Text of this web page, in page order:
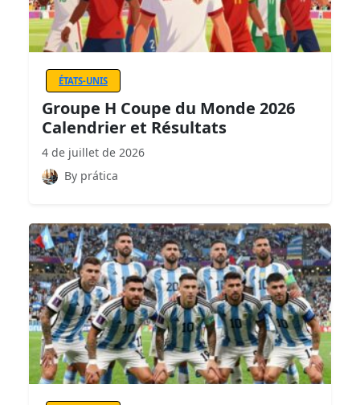
ÉTATS-UNIS
Groupe H Coupe du Monde 2026
Calendrier et Résultats
4 de juillet de 2026
By prática